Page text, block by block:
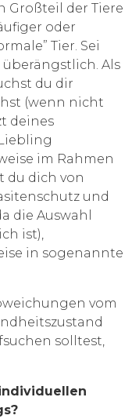
Großteil der Tiere
oder
Tier. Sei
Als
du dir
(wenn nicht
deines
im Rahmen
du dich von
und
die Auswahl
ist),
in sogenannte
vom
solltest,